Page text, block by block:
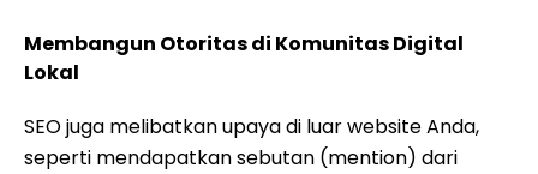
Membangun Otoritas di Komunitas Digital
Lokal
SEO juga melibatkan upaya di luar website Anda,
seperti mendapatkan sebutan (mention) dari